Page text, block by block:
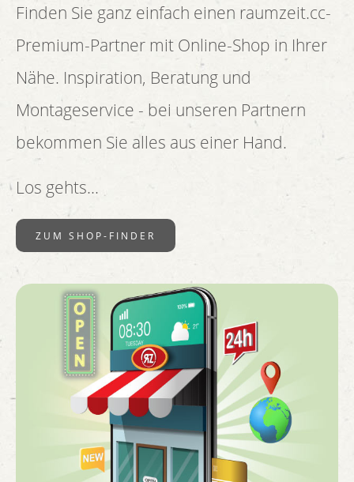
Finden Sie ganz einfach einen raumzeit.cc-
Premium-Partner mit Online-Shop in Ihrer
Nähe. Inspiration, Beratung und
Montageservice - bei unseren Partnern
bekommen Sie alles aus einer Hand.
Los gehts...
ZUM SHOP-FINDER